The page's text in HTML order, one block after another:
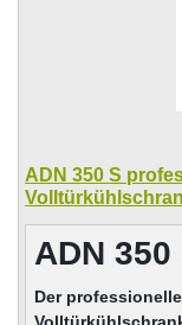
ADN 350 S
ADN 350
Der